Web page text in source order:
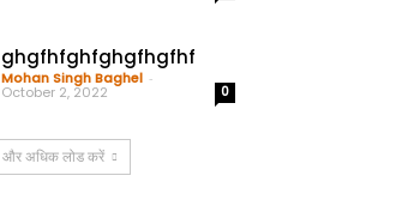
ghgfhfghfghgfhgfhf
Mohan Singh Baghel -
October 2, 2022 0
और अधिक लोड करें